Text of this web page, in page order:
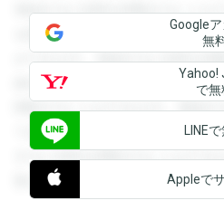
登録すると回答を閲覧することが
を閲覧することができます。登録
ができます。登録すると回答を閲
録すると回答を閲覧することがで
閲覧することができます。登録す
できます。登録すると回答を閲覧
すると回答を閲覧することができ
覧することができます。
Google
無
Yahoo!
で
LINE
Appleで